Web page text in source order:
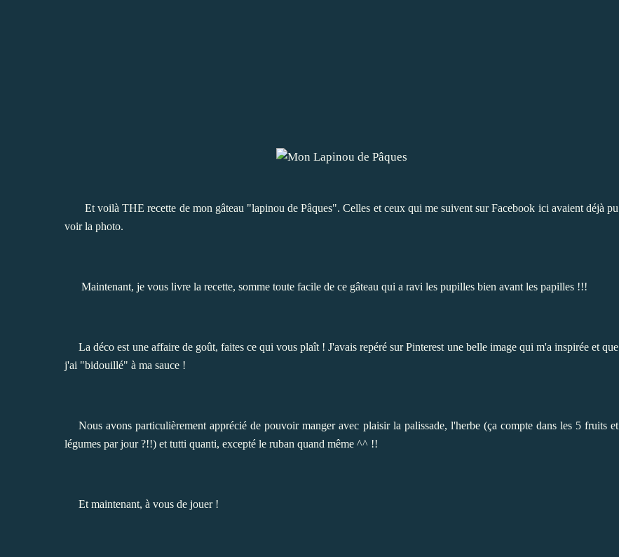
Et voilà THE recette de mon gâteau "lapinou de Pâques". Celles et ceux qui me suivent sur Facebook ici avaient déjà pu
voir la photo.
Maintenant, je vous livre la recette, somme toute facile de ce gâteau qui a ravi les pupilles bien avant les papilles !!!
La déco est une affaire de goût, faites ce qui vous plaît ! J'avais repéré sur Pinterest une belle image qui m'a inspirée et que
j'ai "bidouillé" à ma sauce !
Nous avons particulièrement apprécié de pouvoir manger avec plaisir la palissade, l'herbe (ça compte dans les 5 fruits et
légumes par jour ?!!) et tutti quanti, excepté le ruban quand même ^^ !!
Et maintenant, à vous de jouer !